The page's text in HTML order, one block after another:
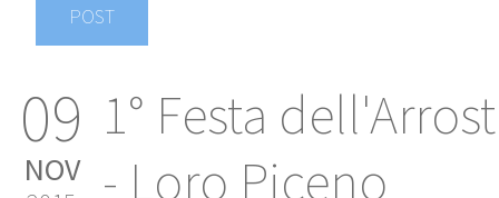
POST
09
NOV
1° Festa
- Loro Piceno